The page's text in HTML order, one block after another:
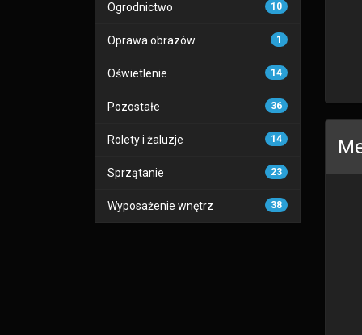
10
Ogrodnictwo
1
Oprawa obrazów
14
Oświetlenie
36
Pozostałe
14
Rolety i żaluzje
23
Sprzątanie
38
Wyposażenie wnętrz